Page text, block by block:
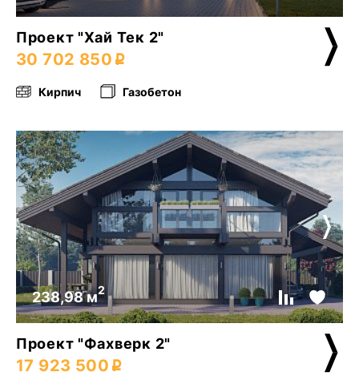
Проект "Хай Тек 2"
30 702 850
Кирпич Газобетон
238,98 м2
Проект "Фахверк 2"
17 923 500